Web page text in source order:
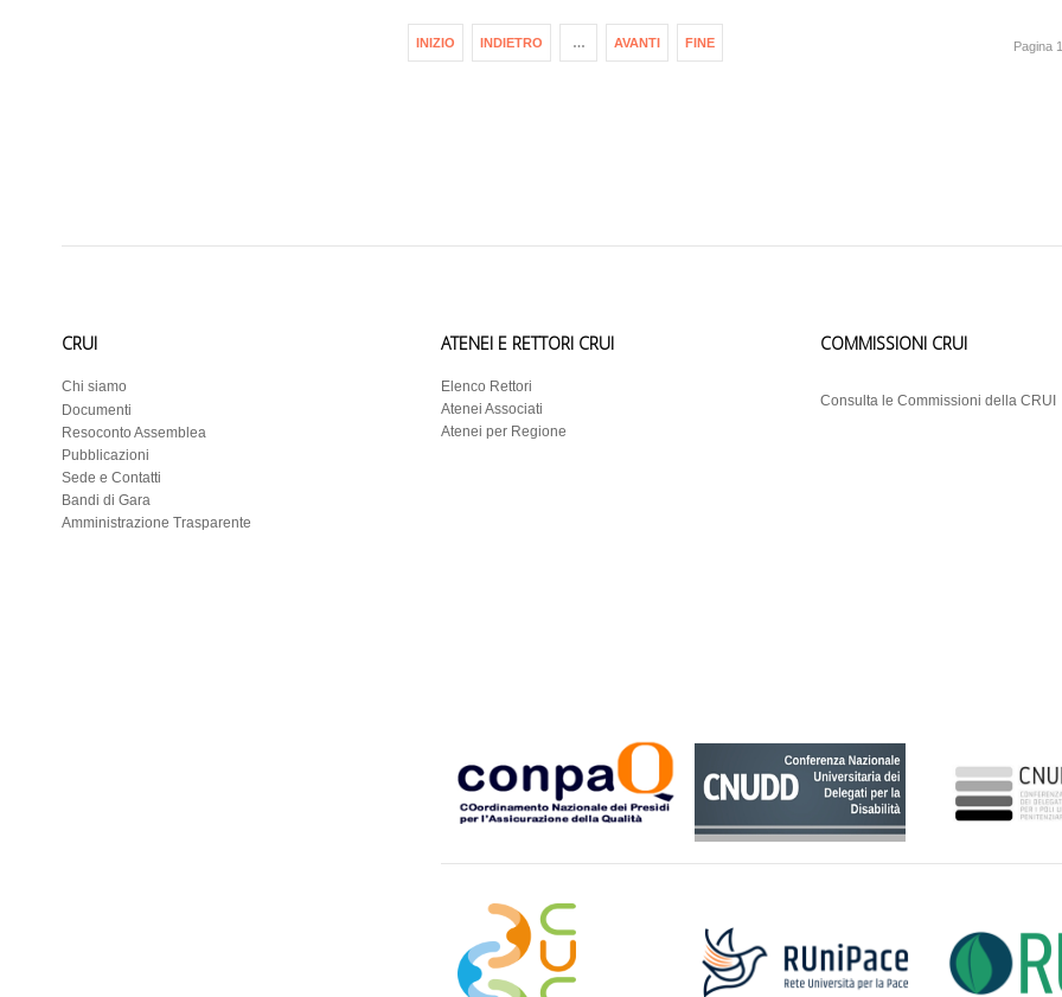
INIZIO INDIETRO … AVANTI FINE Pagina
CRUI
Chi siamo
Documenti
Resoconto Assemblea
Pubblicazioni
Sede e Contatti
Bandi di Gara
Amministrazione Trasparente
ATENEI E RETTORI CRUI
Elenco Rettori
Atenei Associati
Atenei per Regione
COMMISSIONI CRUI
Consulta le Commissioni della CRUI